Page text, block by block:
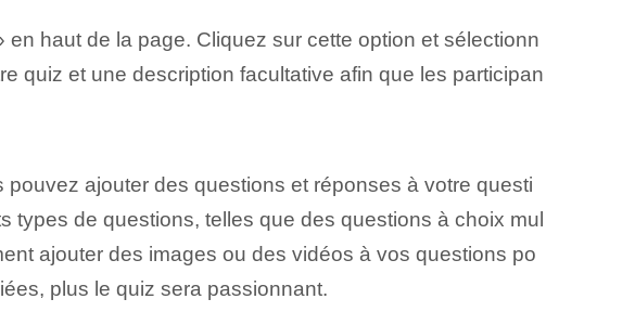
haut de la page. Cliquez sur cette option et sélectionn
quiz et une description facultative afin que les participan
pouvez ajouter des ⁤questions et réponses à votre questi
types de questions, telles que des questions à choix mul
ajouter des images ou des vidéos à vos questions po
plus le quiz sera passionnant.